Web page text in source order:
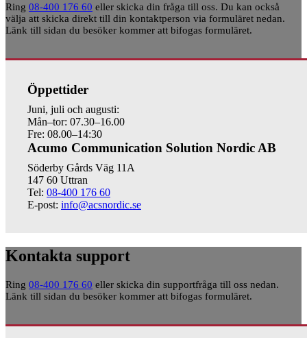
Ring 08-400 176 60 eller skicka din fråga till oss. Du kan också
välja att skicka direkt till din kontaktperson via formuläret nedan.
Länk till sidan du besöker kommer att bifogas formuläret.
Öppettider
Juni, juli och augusti:
Mån–tor: 07.30–16.00
Fre: 08.00–14:30
Acumo Communication Solution Nordic AB
Söderby Gårds Väg 11A
147 60 Uttran
Tel: 08-400 176 60
E-post: info@acsnordic.se
Kontakta support
Ring 08-400 176 60 eller skicka din supportfråga till oss nedan.
Länk till sidan du besöker kommer att bifogas formuläret.